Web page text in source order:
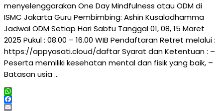
menyelenggarakan One Day Mindfulness atau ODM di
ISMC Jakarta Guru Pembimbing: Ashin Kusaladhamma
Jadwal ODM Setiap Hari Sabtu Tanggal 01, 08, 15 Maret
2025 Pukul : 08.00 – 16.00 WIB Pendaftaran Retret melalui :
https://appyasati.cloud/daftar Syarat dan Ketentuan : –
Peserta memiliki kesehatan mental dan fisik yang baik, –
Batasan usia …
WhatsApp
Facebook